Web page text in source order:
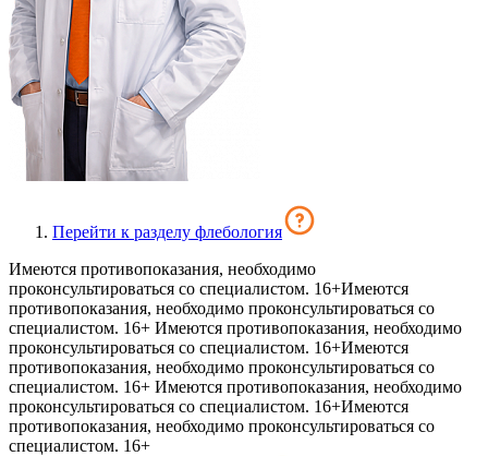
Перейти к разделу флебология
Имеются противопоказания, необходимо
проконсультироваться со специалистом. 16+Имеются
противопоказания, необходимо проконсультироваться со
специалистом. 16+ Имеются противопоказания, необходимо
проконсультироваться со специалистом. 16+Имеются
противопоказания, необходимо проконсультироваться со
специалистом. 16+ Имеются противопоказания, необходимо
проконсультироваться со специалистом. 16+Имеются
противопоказания, необходимо проконсультироваться со
специалистом. 16+